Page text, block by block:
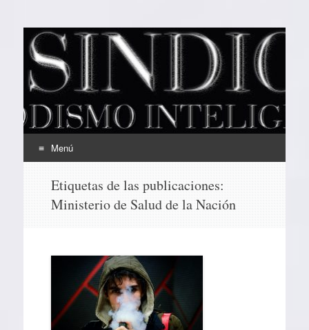
EL SINDICAL
Periodismo Inteligente
Menú
contenido
Etiquetas de las publicaciones:
Ministerio de Salud de la Nación